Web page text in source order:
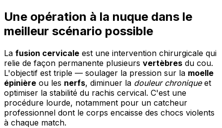
Une opération à la nuque dans le
meilleur scénario possible
La fusion cervicale est une intervention chirurgicale qui
relie de façon permanente plusieurs vertèbres du cou.
L'objectif est triple — soulager la pression sur la moelle
épinière ou les nerfs, diminuer la douleur chroniqueet
optimiser la stabilité du rachis cervical. C'est une
procédure lourde, notamment pour un catcheur
professionnel dont le corps encaisse des chocs violents
à chaque match.